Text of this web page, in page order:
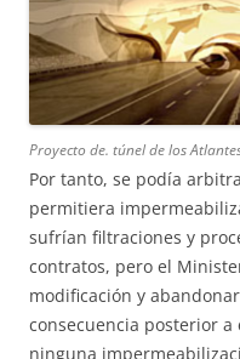
Proyecto de. túnel de los
Por tanto, se podía
permitiera
sufrían filtraciones y
contratos, pero el
modificación y
consecuencia posterior
ninguna